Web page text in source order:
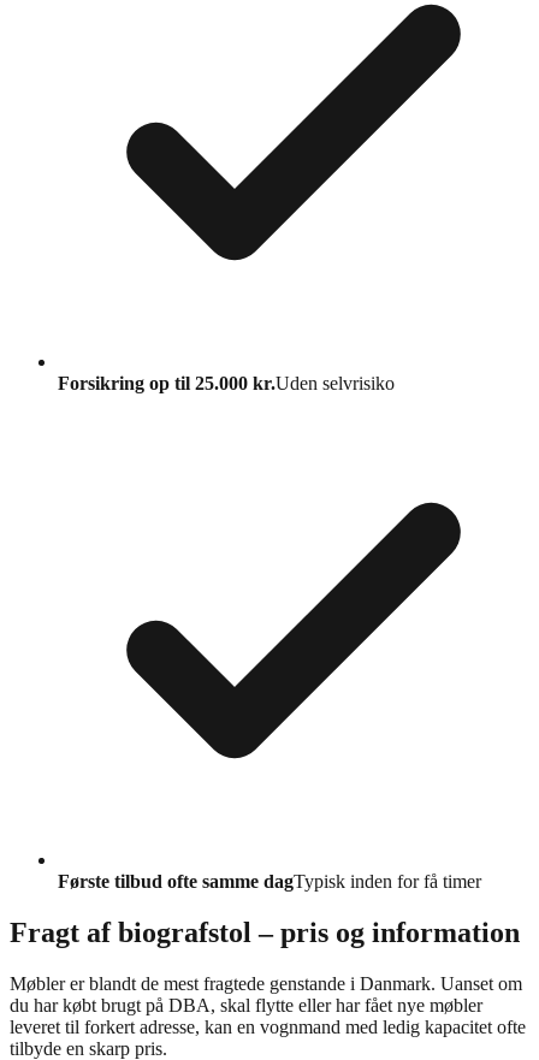
Forsikring op til 25.000 kr.Uden selvrisiko
Første tilbud ofte samme dagTypisk inden for få timer
Fragt af biografstol – pris og information
Møbler er blandt de mest fragtede genstande i Danmark. Uanset om
du har købt brugt på DBA, skal flytte eller har fået nye møbler
leveret til forkert adresse, kan en vognmand med ledig kapacitet ofte
tilbyde en skarp pris.